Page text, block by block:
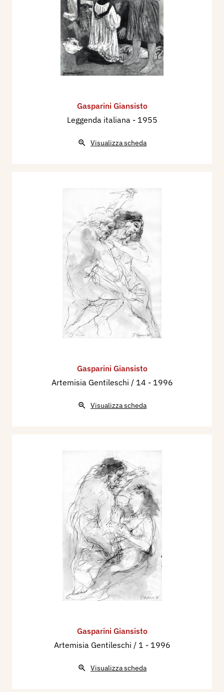
Gasparini Giansisto
Leggenda italiana - 1955
Visualizza scheda
Gasparini Giansisto
Artemisia Gentileschi / 14 - 1996
Visualizza scheda
Gasparini Giansisto
Artemisia Gentileschi / 1 - 1996
Visualizza scheda